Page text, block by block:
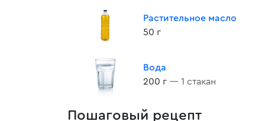
Растительное масло
50 г
Вода
200 г — 1 стакан
Пошаговый рецепт